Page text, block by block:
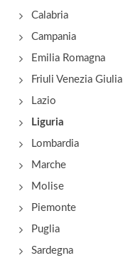
Calabria
Campania
Emilia Romagna
Friuli Venezia Giulia
Lazio
Liguria
Lombardia
Marche
Molise
Piemonte
Puglia
Sardegna